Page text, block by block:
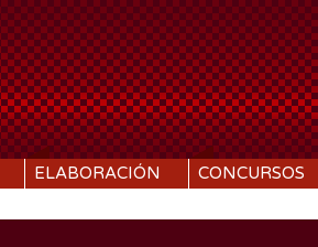
CONTENT
ELABORACIÓN CONCURSOS